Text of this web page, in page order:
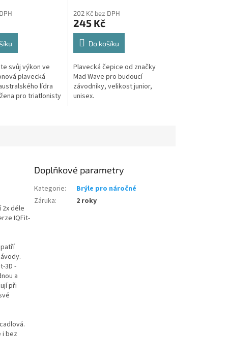
svůj výkon ve
plavecká
lídra
pro triatlonisty
202 Kč bez DPH
245 Kč
Do košíku
Plavecká čepice od značky
Mad Wave pro budoucí
závodníky, velikost junior,
unisex.
déle
IQFit-
3D -
a
při
i bez
Doplňkové parametry
Kategorie:
Brýle pro náročné
Záruka: 2 roky